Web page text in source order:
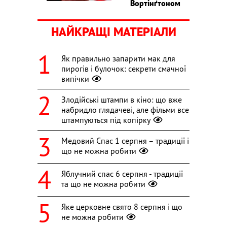
Вортінґтоном
НАЙКРАЩІ МАТЕРІАЛИ
Як правильно запарити мак для
пирогів і булочок: секрети смачної
випічки
Злодійські штампи в кіно: що вже
набридло глядачеві, але фільми все
штампуються під копірку
Медовий Спас 1 серпня – традиції і
що не можна робити
Яблучний спас 6 серпня - традиції
та що не можна робити
Яке церковне свято 8 серпня і що
не можна робити